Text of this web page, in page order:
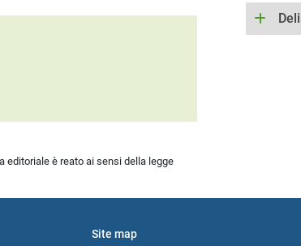
editoriale è reato ai sensi della legge
Site map